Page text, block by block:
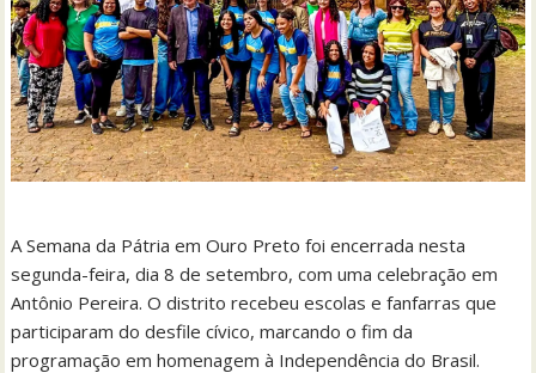
A Semana da Pátria em Ouro Preto foi encerrada nesta
segunda-feira, dia 8 de setembro, com uma celebração em
Antônio Pereira. O distrito recebeu escolas e fanfarras que
participaram do desfile cívico, marcando o fim da
programação em homenagem à Independência do Brasil.